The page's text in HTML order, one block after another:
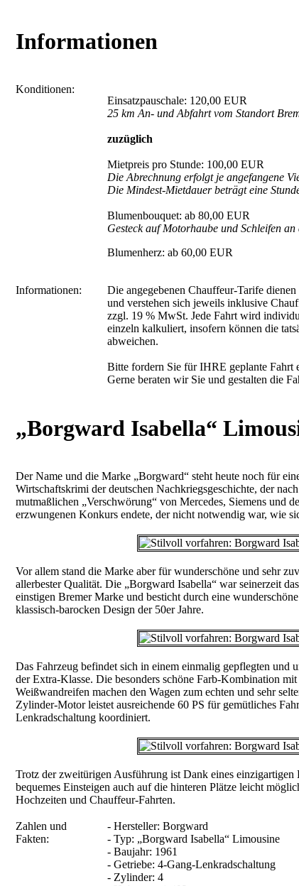
Informationen
Konditionen:
Einsatzpauschale: 120,00 EUR
25 km An- und Abfahrt vom Standort
zuzüglich
Mietpreis pro Stunde: 100,00 EUR
Die Abrechnung erfolgt je angefangene
Die Mindest-Mietdauer beträgt eine
Blumenbouquet: ab 80,00 EUR
Gesteck auf Motorhaube und Schleifen an
Blumenherz: ab 60,00 EUR
Informationen:
Die angegebenen Chauffeur-Tarife
und verstehen sich jeweils inklusive
zzgl. 19 % MwSt. Jede Fahrt wird
einzeln kalkuliert, insofern können die
abweichen.
Bitte fordern Sie für IHRE geplante Fahrt
Gerne beraten wir Sie und gestalten die
„Borgward Isabella“
Der Name und die Marke „Borgward“ steht heute noch für
Wirtschaftskrimi der deutschen Nachkriegsgeschichte, der
mutmaßlichen „Verschwörung“ von Mercedes, Siemens und
erzwungenen Konkurs endete, der nicht notwendig war, wie
Vor allem stand die Marke aber für wunderschöne und sehr
allerbester Qualität. Die „Borgward Isabella“ war seinerzeit
einstigen Bremer Marke und besticht durch eine
klassisch-barocken Design der 50er Jahre.
Das Fahrzeug befindet sich in einem einmalig gepflegten und
der Extra-Klasse. Die besonders schöne Farb-Kombination
Weißwandreifen machen den Wagen zum echten und sehr
Zylinder-Motor leistet ausreichende 60 PS für gemütliches
Lenkradschaltung koordiniert.
Trotz der zweitürigen Ausführung ist Dank eines einzigartigen
bequemes Einsteigen auch auf die hinteren Plätze leicht
Hochzeiten und Chauffeur-Fahrten.
Zahlen und
Fakten:
- Hersteller: Borgward
- Typ: „Borgward Isabella“ Limousine
- Baujahr: 1961
- Getriebe: 4-Gang-Lenkradschaltung
- Zylinder: 4